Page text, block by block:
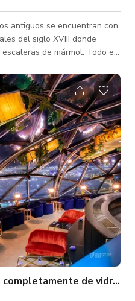
antiguos se encuentran con
del siglo XVIII donde
de mármol. Todo el
y la tecnología.
y centro de negocios
perfecto para empresas
un lugar único para
Una azotea de 360° hecha completamente de vidrio